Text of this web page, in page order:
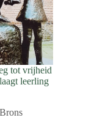
tot vrijheid
leerling
Brons